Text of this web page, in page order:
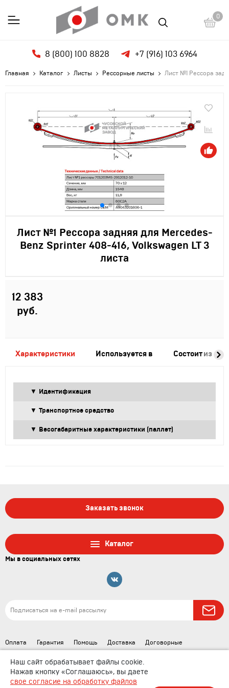
0
8 (800) 100 8828 +7 (916) 103 6964
Главная Каталог Листы Рессорные листы Лист №1 Рессора
Лист №1 Рессора задняя для Mercedes-
Benz Sprinter 408-416, Volkswagen LT 3
листа
12 383
руб.
Характеристики Используется в Состоит из
Идентификация
Транспортное средство
Весогабаритные характеристики (паллет)
Заказать звонок
Каталог
Мы в социальных сетях
Оплата Гарантия Помощь Доставка
Договорные
документы
Наш сайт обрабатывает файлы cookie.
Нажав кнопку «Соглашаюсь», вы даете
свое согласие на обработку файлов